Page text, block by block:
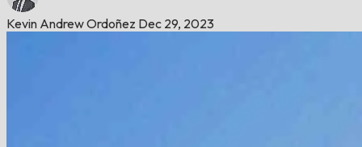
Kevin Andrew Ordoñez Dec 29, 2023